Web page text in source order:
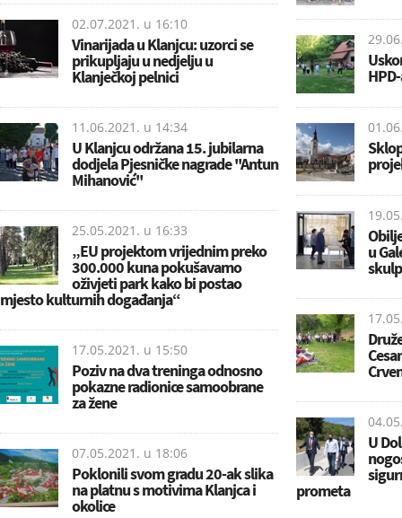
02.07.2021. u 16:10
Vinarijada u Klanjcu: uzorci se
prikupljaju u nedjelju u
Klanječkoj pelnici
11.06.2021. u 14:34
U Klanjcu održana 15. jubilarna
dodjela Pjesničke nagrade ''Antun
Mihanović''
25.05.2021. u 16:33
„EU projektom vrijednim preko
300.000 kuna pokušavamo
oživjeti park kako bi postao
mjesto kulturnih događanja“
17.05.2021. u 15:50
Poziv na dva treninga odnosno
pokazne radionice samoobrane
za žene
07.05.2021. u 18:06
Poklonili svom gradu 20-ak slika
na platnu s motivima Klanjca i
okolice
u
U
prometa